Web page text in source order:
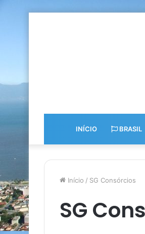
INÍCIO BRASIL
Início / SG Consórcios
SG